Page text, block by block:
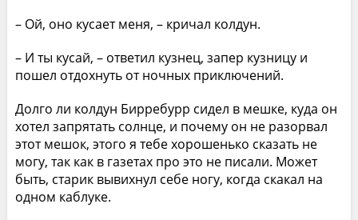
– Ой, оно кусает меня, – кричал колдун.
– И ты кусай, – ответил кузнец, запер кузницу и
пошел отдохнуть от ночных приключений.
Долго ли колдун Бирребурр сидел в мешке, куда он
хотел запрятать солнце, и почему он не разорвал
этот мешок, этого я тебе хорошенько сказать не
могу, так как в газетах про это не писали. Может
быть, старик вывихнул себе ногу, когда скакал на
одном каблуке.